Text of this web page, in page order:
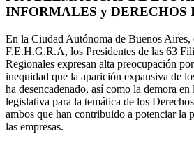
INFORMALES y DERECHOS
En la Ciudad Autónoma de Buenos
F.E.H.G.R.A, los Presidentes de las 63
Regionales expresan alta preocupación
inequidad que la aparición expansiva de
ha desencadenado, así como la demora
legislativa para la temática de los
ambos que han contribuido a potenciar la
las empresas.